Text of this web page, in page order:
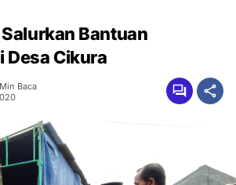
Bantuan
Desa Cikura
Baca